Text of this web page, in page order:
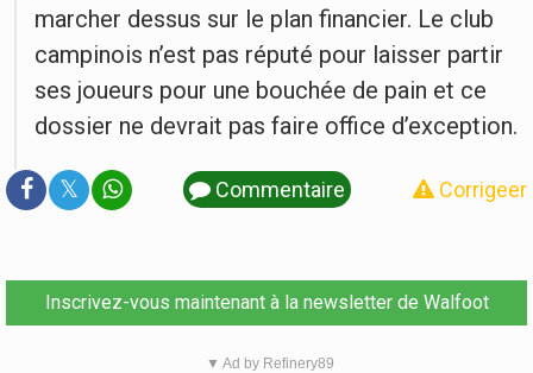
marcher dessus sur le plan financier. Le club
campinois n’est pas réputé pour laisser partir
ses joueurs pour une bouchée de pain et ce
dossier ne devrait pas faire office d’exception.
𝕏 Commentaire Corrigeer
Inscrivez-vous maintenant à la newsletter de Walfoot
▼ Ad by Refinery89